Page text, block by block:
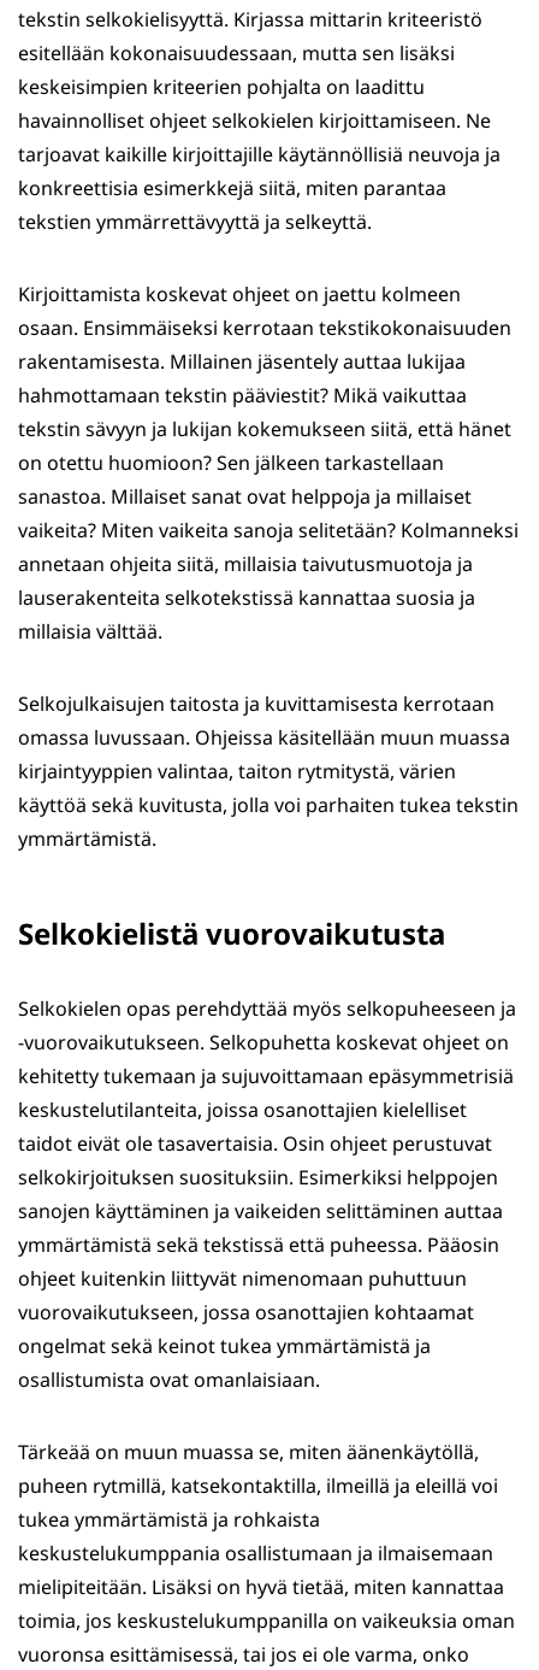
tekstin selkokielisyyttä. Kirjassa mittarin kriteeristö
esitellään kokonaisuudessaan, mutta sen lisäksi
keskeisimpien kriteerien pohjalta on laadittu
havainnolliset ohjeet selkokielen kirjoittamiseen. Ne
tarjoavat kaikille kirjoittajille käytännöllisiä neuvoja ja
konkreettisia esimerkkejä siitä, miten parantaa
tekstien ymmärrettävyyttä ja selkeyttä.
Kirjoittamista koskevat ohjeet on jaettu kolmeen
osaan. Ensimmäiseksi kerrotaan tekstikokonaisuuden
rakentamisesta. Millainen jäsentely auttaa lukijaa
hahmottamaan tekstin pääviestit? Mikä vaikuttaa
tekstin sävyyn ja lukijan kokemukseen siitä, että hänet
on otettu huomioon? Sen jälkeen tarkastellaan
sanastoa. Millaiset sanat ovat helppoja ja millaiset
vaikeita? Miten vaikeita sanoja selitetään? Kolmanneksi
annetaan ohjeita siitä, millaisia taivutusmuotoja ja
lauserakenteita selkotekstissä kannattaa suosia ja
millaisia välttää.
Selkojulkaisujen taitosta ja kuvittamisesta kerrotaan
omassa luvussaan. Ohjeissa käsitellään muun muassa
kirjaintyyppien valintaa, taiton rytmitystä, värien
käyttöä sekä kuvitusta, jolla voi parhaiten tukea tekstin
ymmärtämistä.
Selkokielistä vuorovaikutusta
Selkokielen opas perehdyttää myös selkopuheeseen ja
-vuorovaikutukseen. Selkopuhetta koskevat ohjeet on
kehitetty tukemaan ja sujuvoittamaan epäsymmetrisiä
keskustelutilanteita, joissa osanottajien kielelliset
taidot eivät ole tasavertaisia. Osin ohjeet perustuvat
selkokirjoituksen suosituksiin. Esimerkiksi helppojen
sanojen käyttäminen ja vaikeiden selittäminen auttaa
ymmärtämistä sekä tekstissä että puheessa. Pääosin
ohjeet kuitenkin liittyvät nimenomaan puhuttuun
vuorovaikutukseen, jossa osanottajien kohtaamat
ongelmat sekä keinot tukea ymmärtämistä ja
osallistumista ovat omanlaisiaan.
Tärkeää on muun muassa se, miten äänenkäytöllä,
puheen rytmillä, katsekontaktilla, ilmeillä ja eleillä voi
tukea ymmärtämistä ja rohkaista
keskustelukumppania osallistumaan ja ilmaisemaan
mielipiteitään. Lisäksi on hyvä tietää, miten kannattaa
toimia, jos keskustelukumppanilla on vaikeuksia oman
vuoronsa esittämisessä, tai jos ei ole varma, onko